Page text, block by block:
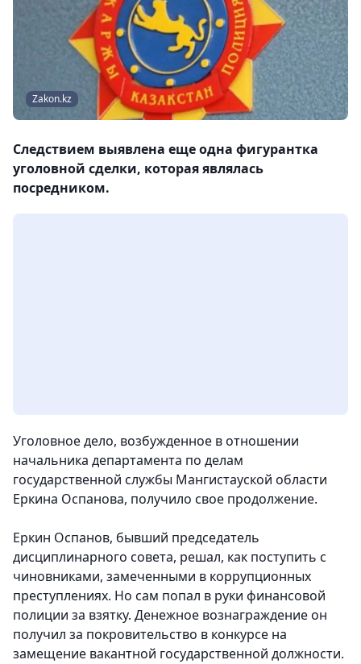
Zakon.kz
Следствием выявлена еще одна фигурантка
уголовной сделки, которая являлась
посредником.
Уголовное дело, возбужденное в отношении
начальника департамента по делам
государственной службы Мангистауской области
Еркина Оспанова, получило свое продолжение.
Еркин Оспанов, бывший председатель
дисциплинарного совета, решал, как поступить с
чиновниками, замеченными в коррупционных
преступлениях. Но сам попал в руки финансовой
полиции за взятку. Денежное вознаграждение он
получил за покровительство в конкурсе на
замещение вакантной государственной должности.